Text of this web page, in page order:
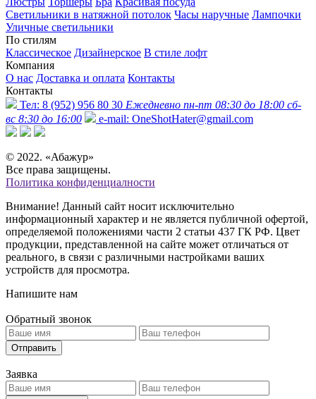
Светильники в натяжной потолок Часы наручные Лампочки
Уличные светильники
По стилям
Классическое Дизайнерское В стиле лофт
Компания
О нас Доставка и оплата Контакты
Контакты
Тел: 8 (952) 956 80 30 Ежедневно пн-пт 08:30 до 18:00 сб-
вс 8:30 до 16:00
e-mail: OneShotHater@gmail.com
© 2022. «Абажур»
Все права защищены.
Политика конфиденциалности
Внимание! Данный сайт носит исключительно
информационный характер и не является публичной офертой,
определяемой положениями части 2 статьи 437 ГК РФ. Цвет
продукции, представленной на сайте может отличаться от
реального, в связи с различными настройками ваших
устройств для просмотра.
Напишите нам
Обратный звонок
Отправить
Заявка